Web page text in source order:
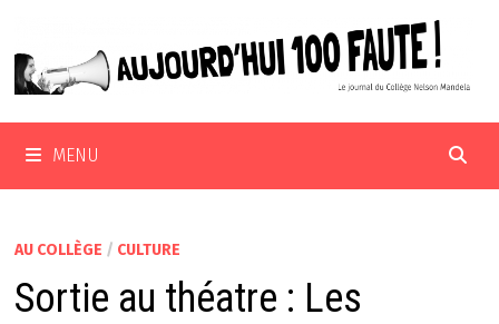
contenu
MENU
AU COLLÈGE / CULTURE
Sortie au théatre : Les